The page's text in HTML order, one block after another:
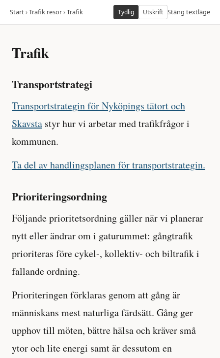
Start›Trafik resor›Trafik Tydlig Utskrift Stäng textläge
Trafik
Transportstrategi
Transportstrategin för Nyköpings tätort och
Skavsta styr hur vi arbetar med trafikfrågor i
kommunen.
Ta del av handlingsplanen för transportstrategin.
Prioriteringsordning
Följande prioritetsordning gäller när vi planerar
nytt eller ändrar om i gaturummet: gångtrafik
prioriteras före cykel-, kollektiv- och biltrafik i
fallande ordning.
Prioriteringen förklaras genom att gång är
människans mest naturliga färdsätt. Gång ger
upphov till möten, bättre hälsa och kräver små
ytor och lite energi samt är dessutom en